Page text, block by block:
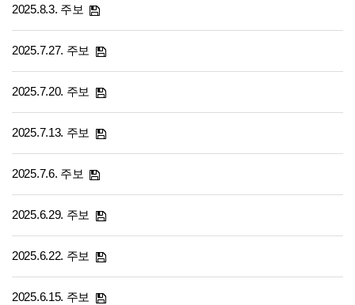
2025.8.3. 주보
2025.7.27. 주보
2025.7.20. 주보
2025.7.13. 주보
2025.7.6. 주보
2025.6.29. 주보
2025.6.22. 주보
2025.6.15. 주보